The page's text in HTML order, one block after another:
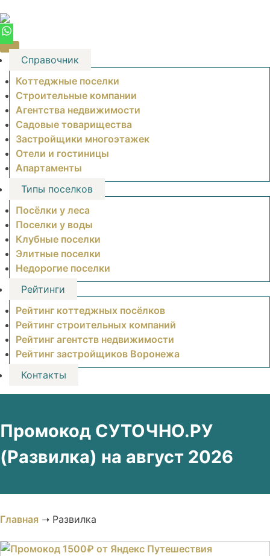
to
content
Справочник
Коттеджные поселки
Строительные компании
Агентства недвижимости
Садовые товарищества
Застройщики многоэтажек
Отели и гостиницы
Апартаменты
Типы поселков
Посёлки у леса
Поселки у воды
Клубные поселки
Элитные поселки
Недорогие поселки
Рейтинги
Рейтинг коттеджных посёлков
Рейтинг строительных компаний
Рейтинг агентств недвижимости
Рейтинг застройщиков Воронежа
Контакты
Промокод СУТОЧНО.РУ
(Развилка) на август 2026
Главная ➝ Развилка